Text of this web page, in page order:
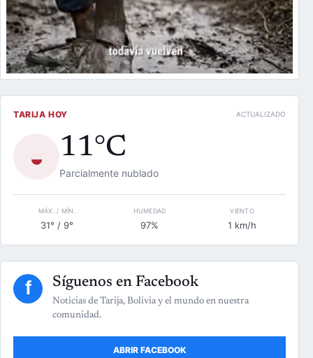
TARIJA HOY ACTUALIZADO
◒ 11°C
Parcialmente nublado
MÁX. / MÍN.
31° / 9°
HUMEDAD
97%
VIENTO
1 km/h
f Síguenos en Facebook
Noticias de Tarija, Bolivia y el mundo en nuestra
comunidad.
ABRIR FACEBOOK